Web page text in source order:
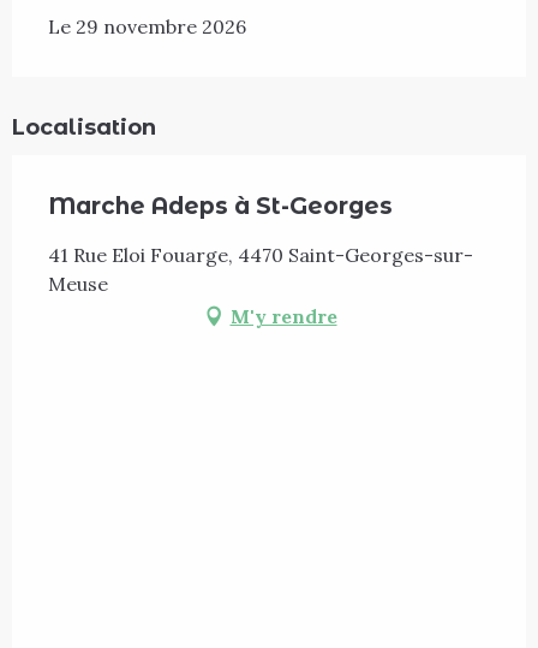
Le 29 novembre 2026
Localisation
Marche Adeps à St-Georges
41 Rue Eloi Fouarge, 4470 Saint-Georges-sur-
Meuse
M'y rendre